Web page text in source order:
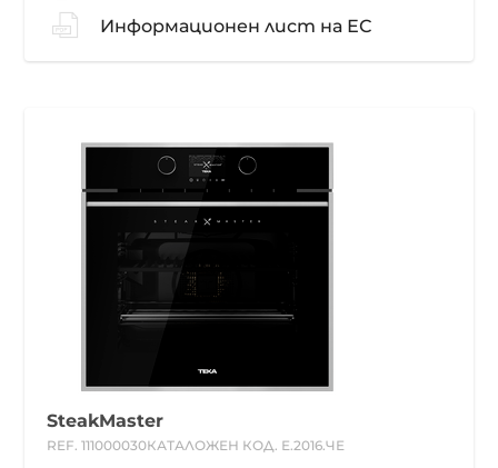
Информационен лист на ЕС
SteakMaster
REF. 111000030КАТАЛОЖЕН КОД. Е.2016.ЧЕ